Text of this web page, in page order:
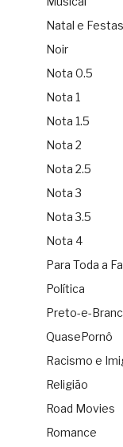
Natal e Festas
Noir
Nota 0.5
Nota 1
Nota 1.5
Nota 2
Nota 2.5
Nota 3
Nota 3.5
Nota 4
Para Toda a
Política
Preto-e-
QuasePornô
Racismo e
Religião
Road Movies
Romance